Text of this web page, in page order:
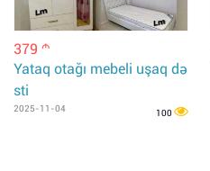
379 m
Yataq otağı mebeli uşaq də
sti
2025-11-04 100